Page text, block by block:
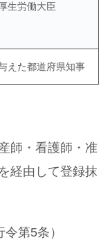
生労働大臣
えた都道府県知事
師・看護師・准
経由して登録抹
令第5条）